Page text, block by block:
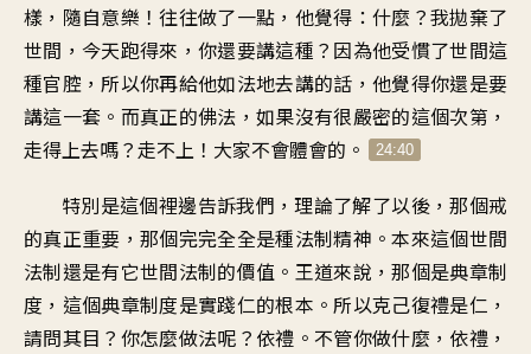
樣，隨自意樂！往往做了一點，他覺得：什麼？我拋棄了
世間，今天跑得來，你還要講這種？因為他受慣了世間這
種官腔，所以你再給他如法地去講的話，他覺得你還是要
講這一套。而真正的佛法，如果沒有很嚴密的這個次第，
走得上去嗎？走不上！大家不會體會的。
24:40
特別是這個裡邊告訴我們，理論了解了以後，那個戒
的真正重要，那個完完全全是種法制精神。本來這個世間
法制還是有它世間法制的價值。王道來說，那個是典章制
度，這個典章制度是實踐仁的根本。所以克己復禮是仁，
請問其目？你怎麼做法呢？依禮。不管你做什麼，依禮，